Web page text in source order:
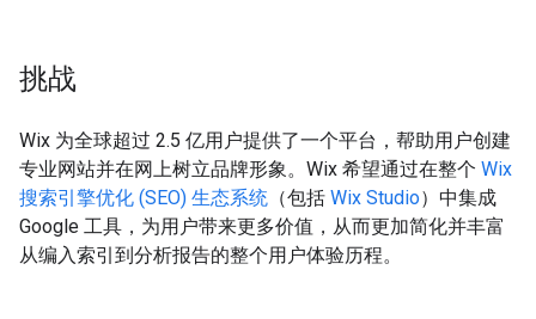
挑战
Wix 为全球超过 2.5 亿用户提供了一个平台，帮助用户创建
专业网站并在网上树立品牌形象。Wix 希望通过在整个 Wix
搜索引擎优化 (SEO) 生态系统 （包括 Wix Studio）中集成
Google 工具，为用户带来更多价值，从而更加简化并丰富
从编入索引到分析报告的整个用户体验历程。